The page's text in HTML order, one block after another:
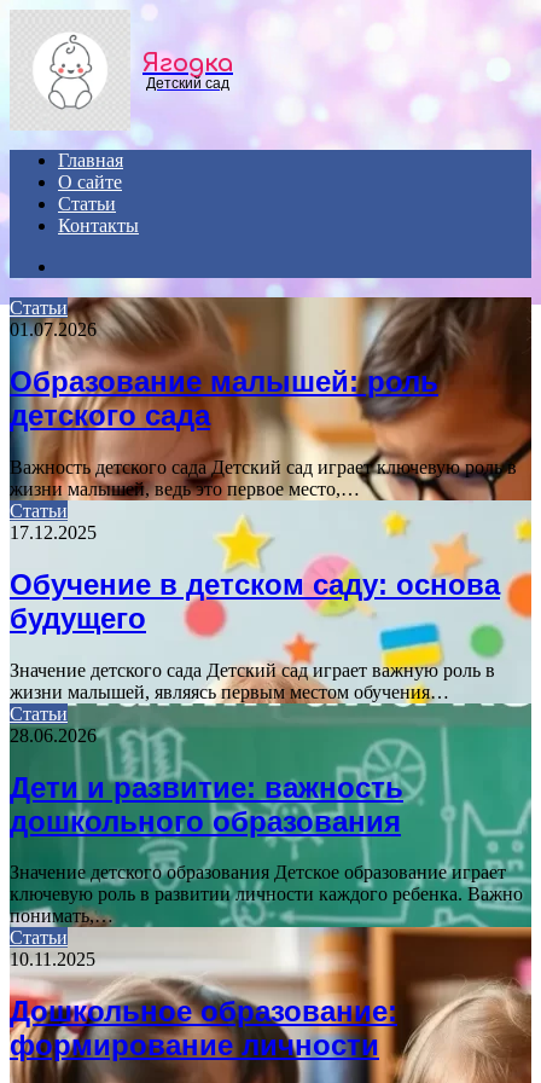
Ягодка
Детский сад
Главная
О сайте
Статьи
Контакты
Статьи
01.07.2026
Образование малышей: роль
детского сада
Важность детского сада Детский сад играет ключевую роль в
жизни малышей, ведь это первое место,…
Статьи
17.12.2025
Обучение в детском саду: основа
будущего
Значение детского сада Детский сад играет важную роль в
жизни малышей, являясь первым местом обучения…
Статьи
28.06.2026
Дети и развитие: важность
дошкольного образования
Значение детского образования Детское образование играет
ключевую роль в развитии личности каждого ребенка. Важно
понимать,…
Статьи
10.11.2025
Дошкольное образование:
формирование личности